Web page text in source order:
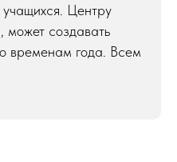
учащихся. Центру
может создавать
временам года. Всем